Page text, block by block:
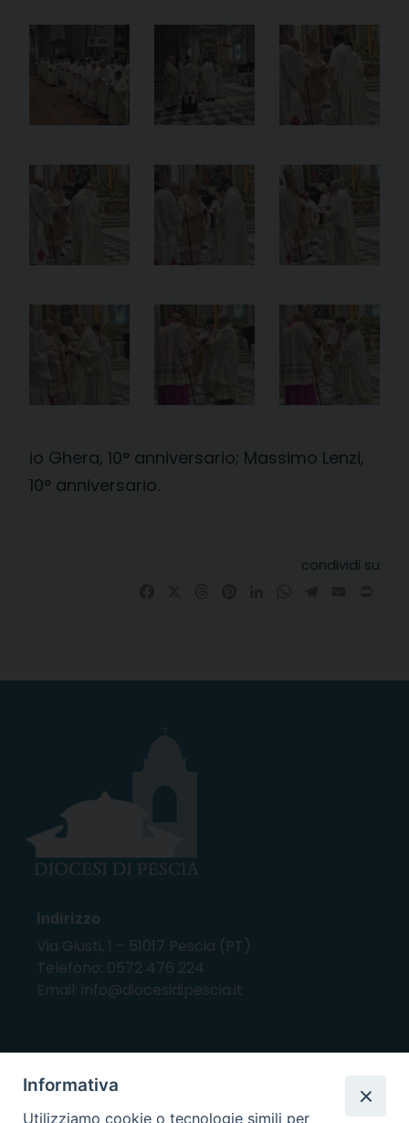
io Ghera, 10° anniversario; Massimo Lenzi,
10° anniversario.
condividi su
Indirizzo
Via Giusti, 1 – 51017 Pescia (PT)
Telefono: 0572 476 224
Email: info@diocesidipescia.it
ORARI E GIORNI DI APERTURA
Informativa
Utilizziamo cookie o tecnologie simili per